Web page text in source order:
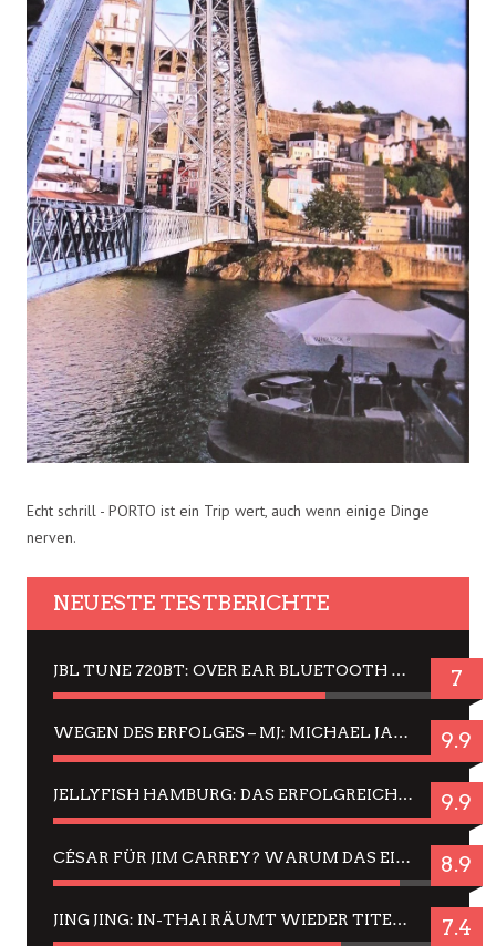
Echt schrill - PORTO ist ein Trip wert, auch wenn einige Dinge
nerven.
NEUESTE TESTBERICHTE
JBL TUNE 720BT: OVER EAR BLUETOOTH KOPFHÖRER UM DIE 50,-€ IM DAUER-TEST 7
WEGEN DES ERFOLGES – MJ: MICHAEL JACKSON MUSICAL IN EINER MATINEE SEHEN 9.9
JELLYFISH HAMBURG: DAS ERFOLGREICHE SOMMER-MENÜ 2025 IN GEFÜHLEN UND BILDERN 9.9
CÉSAR FÜR JIM CARREY? WARUM DAS EINER DER NERVIGSTEN ACTORS IST UND BLEIBT 8.9
JING JING: IN-THAI RÄUMT WIEDER TITEL AB – EIN ZWEI-STUNDEN-ERLEBNISBERICHT 7.4